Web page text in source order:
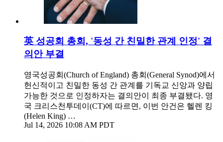
英 성공회 총회, '동성 간 친밀한 관계 인정' 결
의안 부결
영국성공회(Church of England) 총회(General Synod)에서
헌신적이고 친밀한 동성 간 관계를 기독교 신앙과 양립
가능한 것으로 인정하자는 결의안이 최종 부결됐다. 영
국 크리스천투데이(CT)에 따르면, 이번 안건은 헬렌 킹
(Helen King) …
Jul 14, 2026 10:08 AM PDT